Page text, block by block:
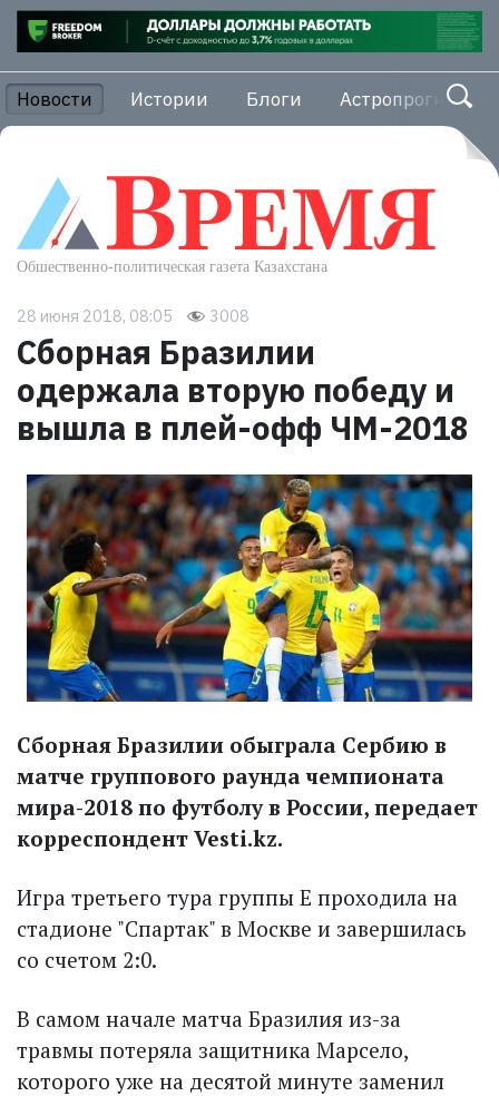
Новости Истории Блоги Астропрогноз
28 июня 2018, 08:05 3008
Сборная Бразилии
одержала вторую победу и
вышла в плей-офф ЧМ-2018
Сборная Бразилии обыграла Сербию в
матче группового раунда чемпионата
мира-2018 по футболу в России, передает
корреспондент Vesti.kz.
Игра третьего тура группы Е проходила на
стадионе "Спартак" в Москве и завершилась
со счетом 2:0.
В самом начале матча Бразилия из-за
травмы потеряла защитника Марсело,
которого уже на десятой минуте заменил